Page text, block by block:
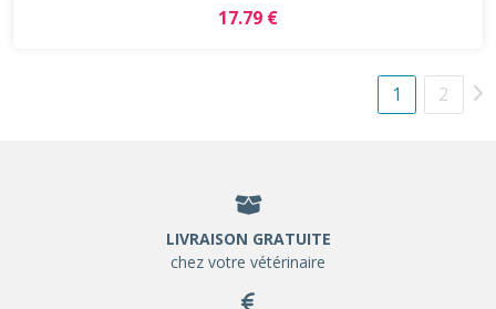
17.79 €
1 2
LIVRAISON GRATUITE
chez votre vétérinaire